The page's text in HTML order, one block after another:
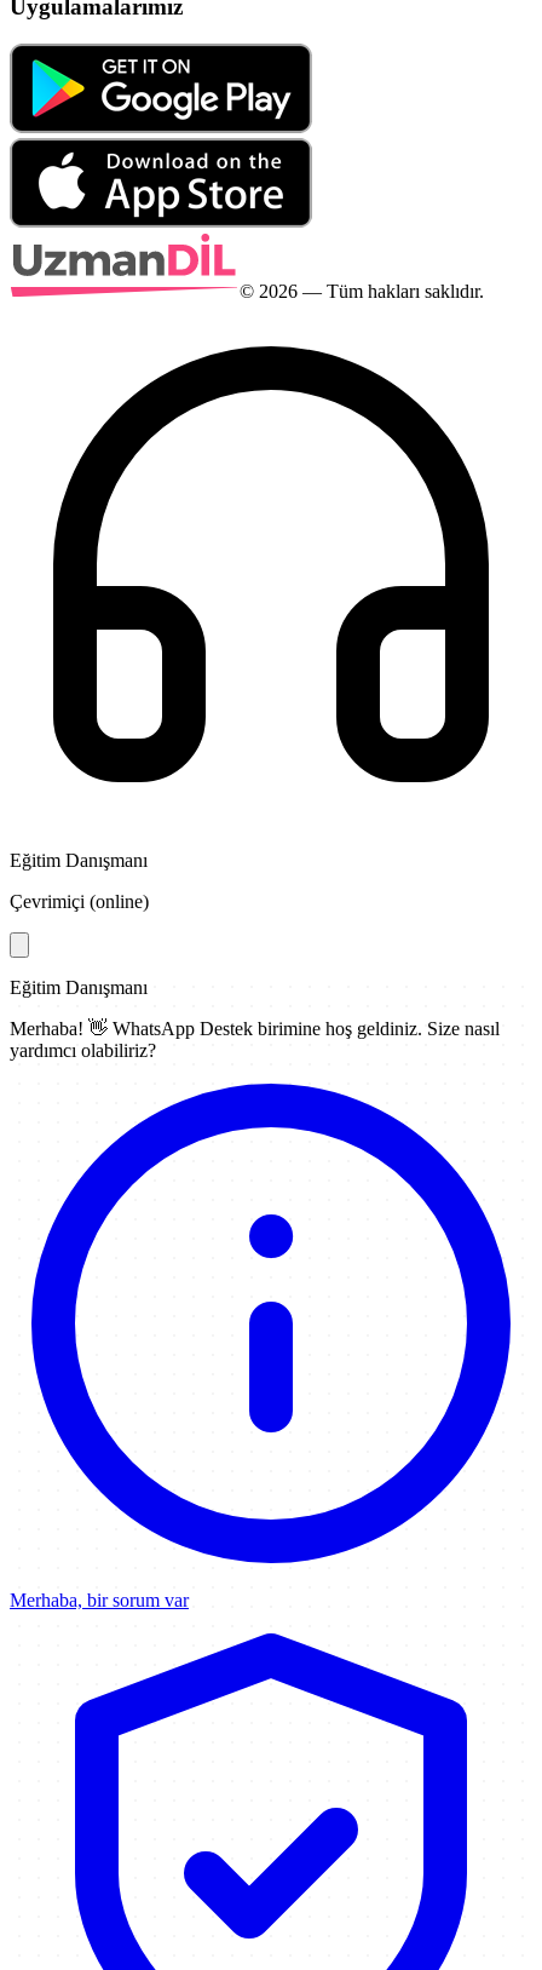
Uygulamalarımız
© 2026 — Tüm hakları saklıdır.
Eğitim Danışmanı
Çevrimiçi (online)
Eğitim Danışmanı
Merhaba! 👋 WhatsApp Destek birimine hoş geldiniz. Size nasıl
yardımcı olabiliriz?
Merhaba, bir sorum var